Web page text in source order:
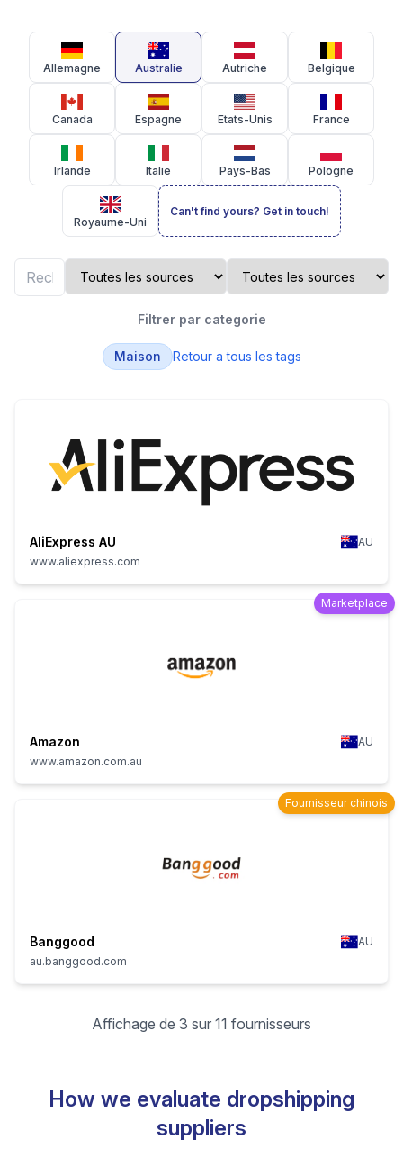
Allemagne Australie Autriche Belgique
Canada Espagne Etats-Unis France
Irlande Italie Pays-Bas Pologne
Royaume-Uni
Can't find yours? Get in touch!
Filtrer par categorie
Maison Retour a tous les tags
AliExpress AU
AU
www.aliexpress.com
Marketplace
Amazon
AU
www.amazon.com.au
Fournisseur chinois
Banggood
AU
au.banggood.com
Affichage de 3 sur 11 fournisseurs
How we evaluate dropshipping
suppliers